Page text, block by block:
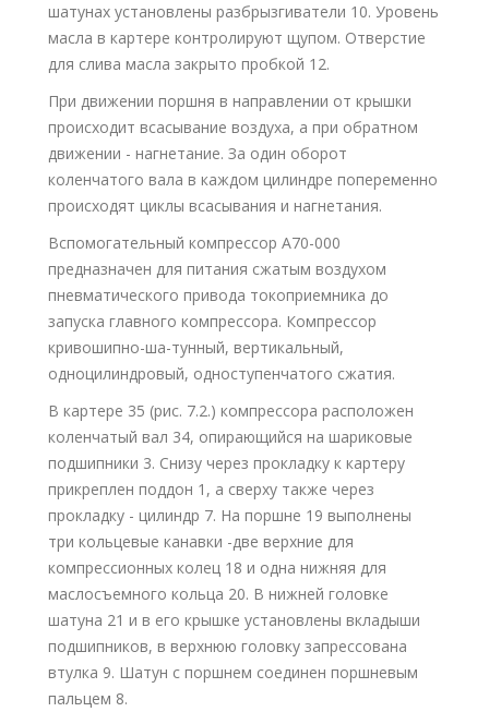
шатунах установлены разбрызгиватели 10. Уровень
масла в картере контролируют щупом. Отверстие
для слива масла закрыто пробкой 12.
При движении поршня в направлении от крышки
происходит всасывание воздуха, а при обратном
движении - нагнетание. За один оборот
коленчатого вала в каждом цилиндре попеременно
происходят циклы всасывания и нагнетания.
Вспомогательный компрессор А70-000
предназначен для питания сжатым воздухом
пневматического привода токоприемника до
запуска главного компрессора. Компрессор
кривошипно-ша-тунный, вертикальный,
одноцилиндровый, одноступенчатого сжатия.
В картере 35 (рис. 7.2.) компрессора расположен
коленчатый вал 34, опирающийся на шариковые
подшипники 3. Снизу через прокладку к картеру
прикреплен поддон 1, а сверху также через
прокладку - цилиндр 7. На поршне 19 выполнены
три кольцевые канавки -две верхние для
компрессионных колец 18 и одна нижняя для
маслосъемного кольца 20. В нижней головке
шатуна 21 и в его крышке установлены вкладыши
подшипников, в верхнюю головку запрессована
втулка 9. Шатун с поршнем соединен поршневым
пальцем 8.